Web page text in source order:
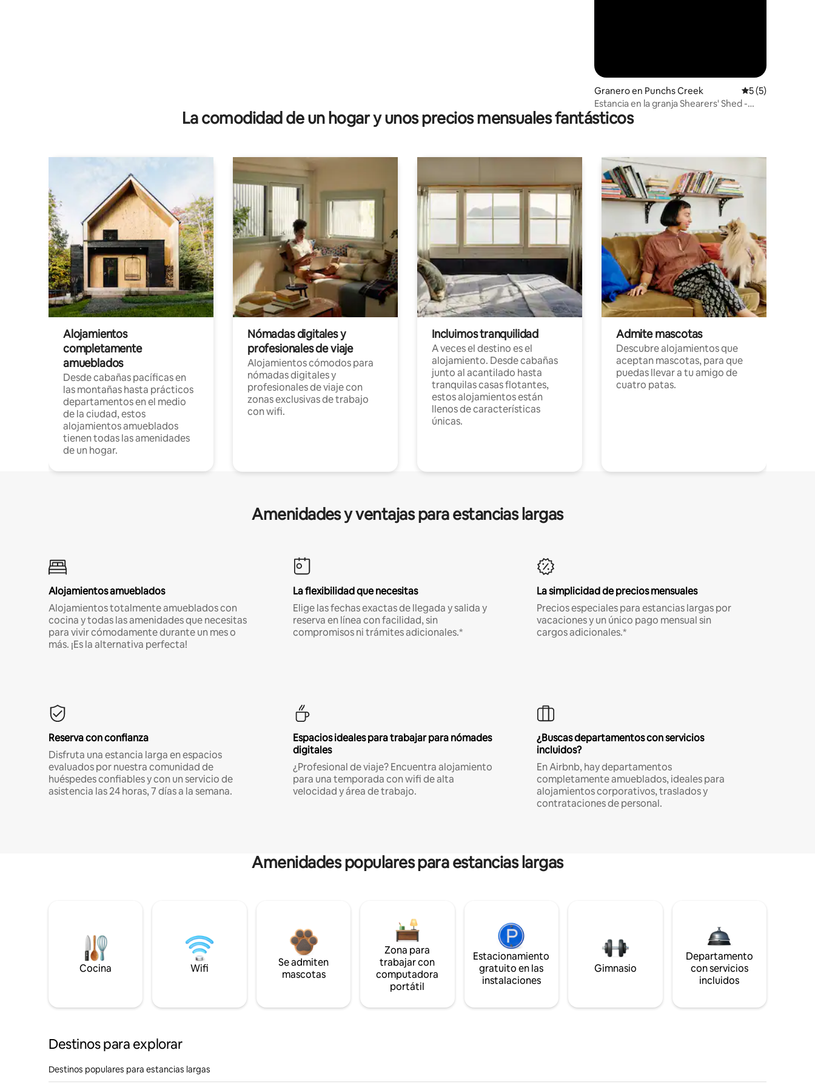
Granero en Punchs Creek Calificación
5 (5)
Estancia en la granja Shearers' Shed -
¡Trae tu caballo!
La comodidad de un hogar y unos precios mensuales fantásticos
Alojamientos
completamente
amueblados
Desde cabañas pacíficas en
las montañas hasta prácticos
departamentos en el medio
de la ciudad, estos
alojamientos amueblados
tienen todas las amenidades
de un hogar.
Nómadas digitales y
profesionales de viaje
Alojamientos cómodos para
nómadas digitales y
profesionales de viaje con
zonas exclusivas de trabajo
con wifi.
Incluimos tranquilidad
A veces el destino es el
alojamiento. Desde cabañas
junto al acantilado hasta
tranquilas casas flotantes,
estos alojamientos están
llenos de características
únicas.
Admite mascotas
Descubre alojamientos que
aceptan mascotas, para que
puedas llevar a tu amigo de
cuatro patas.
Amenidades y ventajas para estancias largas
Alojamientos amueblados
Alojamientos totalmente amueblados con
cocina y todas las amenidades que necesitas
para vivir cómodamente durante un mes o
más. ¡Es la alternativa perfecta!
La flexibilidad que necesitas
Elige las fechas exactas de llegada y salida y
reserva en línea con facilidad, sin
compromisos ni trámites adicionales.*
La simplicidad de precios mensuales
Precios especiales para estancias largas por
vacaciones y un único pago mensual sin
cargos adicionales.*
Reserva con confianza
Disfruta una estancia larga en espacios
evaluados por nuestra comunidad de
huéspedes confiables y con un servicio de
asistencia las 24 horas, 7 días a la semana.
Espacios ideales para trabajar para nómades
digitales
¿Profesional de viaje? Encuentra alojamiento
para una temporada con wifi de alta
velocidad y área de trabajo.
¿Buscas departamentos con servicios
incluidos?
En Airbnb, hay departamentos
completamente amueblados, ideales para
alojamientos corporativos, traslados y
contrataciones de personal.
Amenidades populares para estancias largas
Cocina Wifi
Se admiten
mascotas
Zona para
trabajar con
computadora
portátil
Estacionamiento
gratuito en las
instalaciones
Gimnasio
Departamento
con servicios
incluidos
Destinos para explorar
Destinos populares para estancias largas